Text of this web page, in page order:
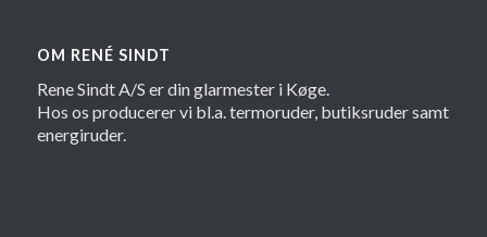
OM RENÉ SINDT
Rene Sindt A/S er din glarmester i Køge.
Hos os producerer vi bl.a. termoruder, butiksruder samt
energiruder.